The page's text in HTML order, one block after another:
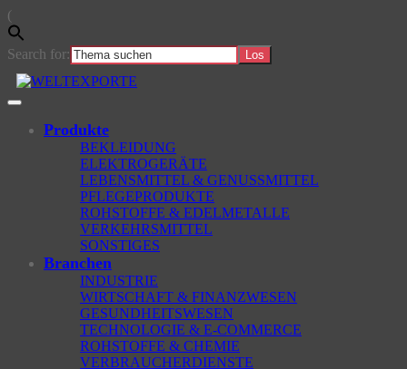
(
Search for:
Skip
to
main
Toggle
navigationProdukte
BEKLEIDUNG
ELEKTROGERÄTE
LEBENSMITTEL & GENUSSMITTEL
PFLEGEPRODUKTE
ROHSTOFFE & EDELMETALLE
VERKEHRSMITTEL
SONSTIGES
Branchen
INDUSTRIE
WIRTSCHAFT & FINANZWESEN
GESUNDHEITSWESEN
TECHNOLOGIE & E-COMMERCE
ROHSTOFFE & CHEMIE
VERBRAUCHERDIENSTE